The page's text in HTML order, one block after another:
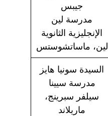
جيبس
مدرسة لين
الإنجليزية الثانوية
لين، ماساتشوستس
السيدة سونيا هايز
مدرسة سيينا
سيلفر سبرينج،
ماريلاند